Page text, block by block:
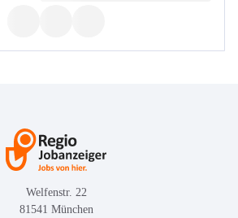
Welfenstr. 22
81541 München